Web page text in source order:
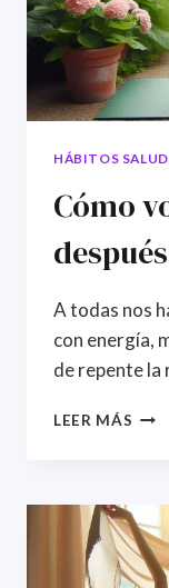
HÁBITOS
Cómo
A todas nos
con energía,
de repente la
LEER MÁS
DE